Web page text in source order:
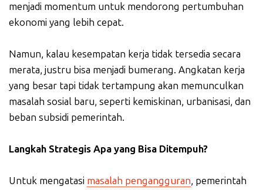
menjadi momentum untuk mendorong pertumbuhan
ekonomi yang lebih cepat.
Namun, kalau kesempatan kerja tidak tersedia secara
merata, justru bisa menjadi bumerang. Angkatan kerja
yang besar tapi tidak tertampung akan memunculkan
masalah sosial baru, seperti kemiskinan, urbanisasi, dan
beban subsidi pemerintah.
Langkah Strategis Apa yang Bisa Ditempuh?
Untuk mengatasi masalah pengangguran, pemerintah